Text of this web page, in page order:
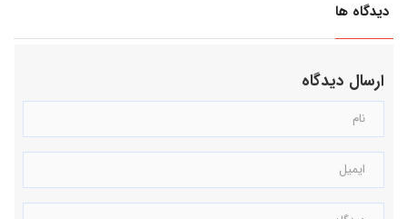
دیدگاه ها
ارسال دیدگاه